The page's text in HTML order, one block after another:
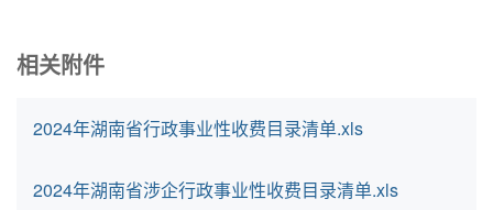
相关附件
2024年湖南省行政事业性收费目录清单.xls
2024年湖南省涉企行政事业性收费目录清单.xls